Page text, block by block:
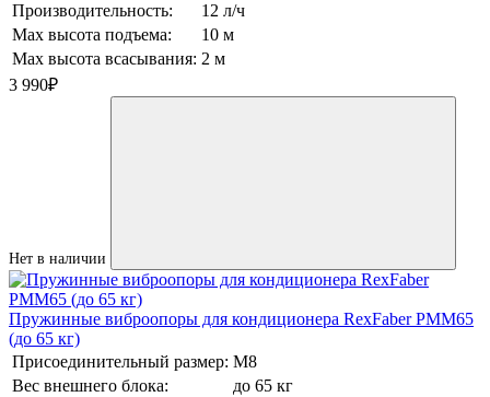
Производительность:
12 л/ч
Max высота подъема:
10 м
Max высота всасывания: 2 м
3 990₽
Нет в наличии
Пружинные виброопоры для кондиционера RexFaber PMM65
(до 65 кг)
Присоединительный размер: М8
Вес внешнего блока:
до 65 кг